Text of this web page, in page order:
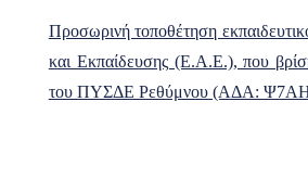
Προσωρινή τοποθέτηση
και Εκπαίδευσης (Ε.Α.Ε.), που
του ΠΥΣΔΕ Ρεθύμνου (ΑΔΑ: